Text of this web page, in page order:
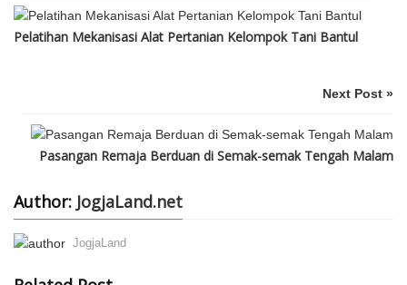
Pelatihan Mekanisasi Alat Pertanian Kelompok Tani Bantul
Next Post »
Pasangan Remaja Berduan di Semak-semak Tengah Malam
Author: JogjaLand.net
JogjaLand